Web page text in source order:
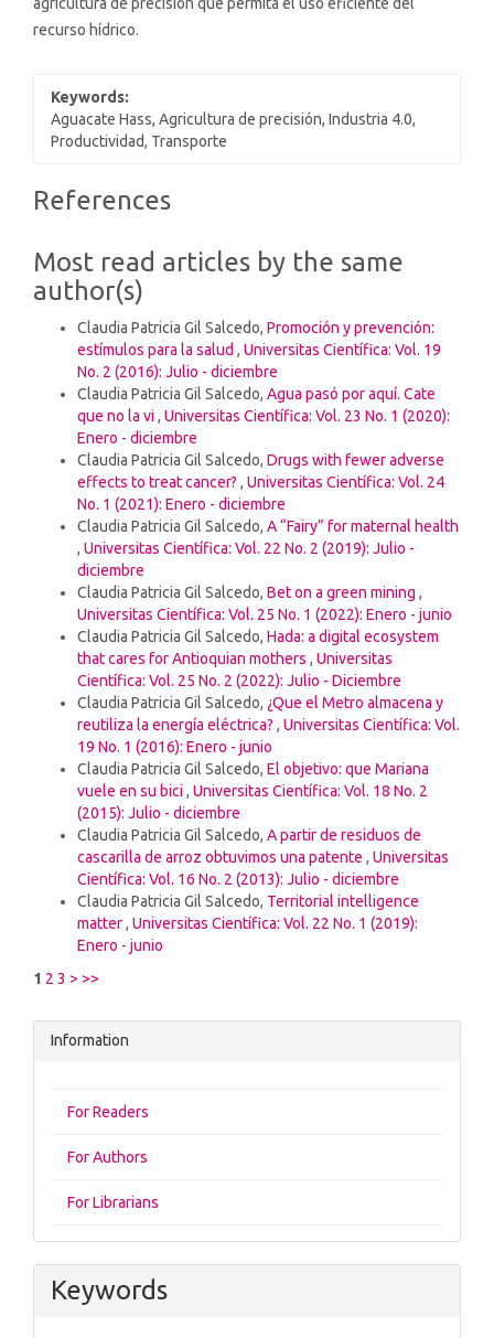
recurso hídrico.
Keywords:
Aguacate Hass, Agricultura de precisión, Industria 4.0,
Productividad, Transporte
Article
References
Most read articles by the same
author(s)
Claudia Patricia Gil Salcedo, Promoción y prevención:
estímulos para la salud , Universitas Científica: Vol. 19
No. 2 (2016): Julio - diciembre
Claudia Patricia Gil Salcedo, Agua pasó por aquí. Cate
que no la vi , Universitas Científica: Vol. 23 No. 1 (2020):
Enero - diciembre
Claudia Patricia Gil Salcedo, Drugs with fewer adverse
effects to treat cancer? , Universitas Científica: Vol. 24
No. 1 (2021): Enero - diciembre
Claudia Patricia Gil Salcedo, A “Fairy” for maternal health
, Universitas Científica: Vol. 22 No. 2 (2019): Julio -
diciembre
Claudia Patricia Gil Salcedo, Bet on a green mining ,
Universitas Científica: Vol. 25 No. 1 (2022): Enero - junio
Claudia Patricia Gil Salcedo, Hada: a digital ecosystem
that cares for Antioquian mothers , Universitas
Científica: Vol. 25 No. 2 (2022): Julio - Diciembre
Claudia Patricia Gil Salcedo, ¿Que el Metro almacena y
reutiliza la energía eléctrica? , Universitas Científica: Vol.
19 No. 1 (2016): Enero - junio
Claudia Patricia Gil Salcedo, El objetivo: que Mariana
vuele en su bici , Universitas Científica: Vol. 18 No. 2
(2015): Julio - diciembre
Claudia Patricia Gil Salcedo, A partir de residuos de
cascarilla de arroz obtuvimos una patente , Universitas
Científica: Vol. 16 No. 2 (2013): Julio - diciembre
Claudia Patricia Gil Salcedo, Territorial intelligence
matter, Universitas Científica: Vol. 22 No. 1 (2019):
Enero - junio
1 2 3 > >>
Information
For Readers
For Authors
For Librarians
Keywords